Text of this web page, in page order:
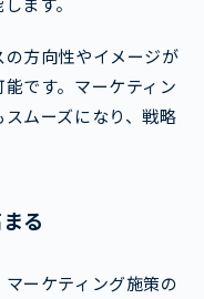
方向性やイメージが
です。マーケティン
ムーズになり、戦略
る
ーケティング施策の